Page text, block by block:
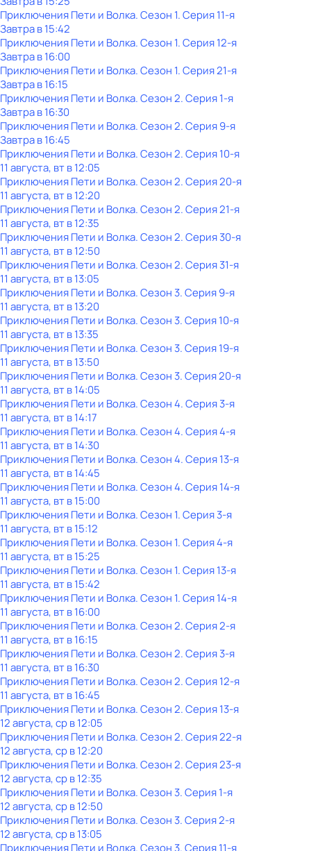
Приключения Пети и Волка. Сезон 1. Серия 11-я
Завтра в 15:42
Приключения Пети и Волка. Сезон 1. Серия 12-я
Завтра в 16:00
Приключения Пети и Волка. Сезон 1. Серия 21-я
Завтра в 16:15
Приключения Пети и Волка. Сезон 2. Серия 1-я
Завтра в 16:30
Приключения Пети и Волка. Сезон 2. Серия 9-я
Завтра в 16:45
Приключения Пети и Волка. Сезон 2. Серия 10-я
11 августа, вт в 12:05
Приключения Пети и Волка. Сезон 2. Серия 20-я
11 августа, вт в 12:20
Приключения Пети и Волка. Сезон 2. Серия 21-я
11 августа, вт в 12:35
Приключения Пети и Волка. Сезон 2. Серия 30-я
11 августа, вт в 12:50
Приключения Пети и Волка. Сезон 2. Серия 31-я
11 августа, вт в 13:05
Приключения Пети и Волка. Сезон 3. Серия 9-я
11 августа, вт в 13:20
Приключения Пети и Волка. Сезон 3. Серия 10-я
11 августа, вт в 13:35
Приключения Пети и Волка. Сезон 3. Серия 19-я
11 августа, вт в 13:50
Приключения Пети и Волка. Сезон 3. Серия 20-я
11 августа, вт в 14:05
Приключения Пети и Волка. Сезон 4. Серия 3-я
11 августа, вт в 14:17
Приключения Пети и Волка. Сезон 4. Серия 4-я
11 августа, вт в 14:30
Приключения Пети и Волка. Сезон 4. Серия 13-я
11 августа, вт в 14:45
Приключения Пети и Волка. Сезон 4. Серия 14-я
11 августа, вт в 15:00
Приключения Пети и Волка. Сезон 1. Серия 3-я
11 августа, вт в 15:12
Приключения Пети и Волка. Сезон 1. Серия 4-я
11 августа, вт в 15:25
Приключения Пети и Волка. Сезон 1. Серия 13-я
11 августа, вт в 15:42
Приключения Пети и Волка. Сезон 1. Серия 14-я
11 августа, вт в 16:00
Приключения Пети и Волка. Сезон 2. Серия 2-я
11 августа, вт в 16:15
Приключения Пети и Волка. Сезон 2. Серия 3-я
11 августа, вт в 16:30
Приключения Пети и Волка. Сезон 2. Серия 12-я
11 августа, вт в 16:45
Приключения Пети и Волка. Сезон 2. Серия 13-я
12 августа, ср в 12:05
Приключения Пети и Волка. Сезон 2. Серия 22-я
12 августа, ср в 12:20
Приключения Пети и Волка. Сезон 2. Серия 23-я
12 августа, ср в 12:35
Приключения Пети и Волка. Сезон 3. Серия 1-я
12 августа, ср в 12:50
Приключения Пети и Волка. Сезон 3. Серия 2-я
12 августа, ср в 13:05
Приключения Пети и Волка. Сезон 3. Серия 11-я